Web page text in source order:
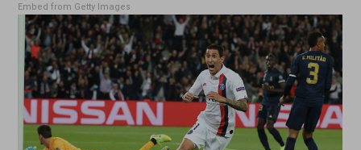
Embed from Getty Images